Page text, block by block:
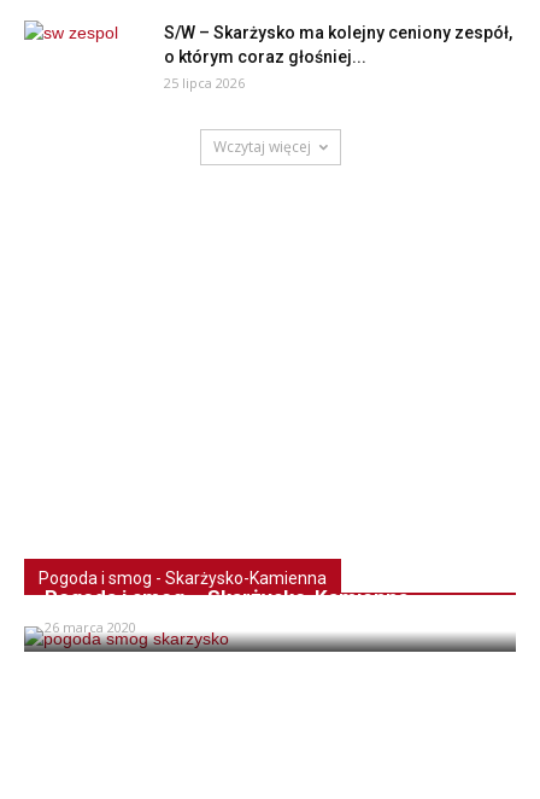
S/W – Skarżysko ma kolejny ceniony zespół,
o którym coraz głośniej...
25 lipca 2026
Wczytaj więcej
Pogoda i smog - Skarżysko-Kamienna
Pogoda i smog – Skarżysko-Kamienna
26 marca 2020